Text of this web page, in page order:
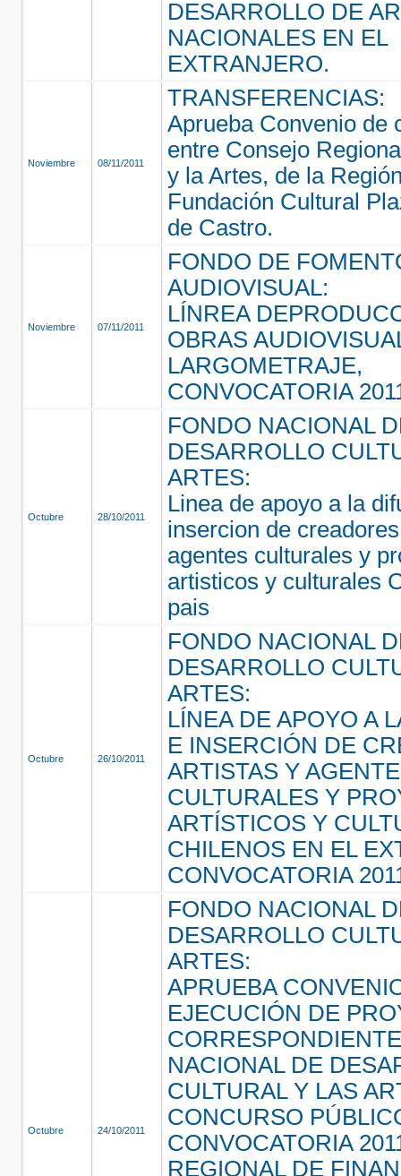
DESARROLLO DE
NACIONALES EN EL
EXTRANJERO.
Noviembre 08/11/2011
TRANSFERENCIAS:
Aprueba Convenio de
entre Consejo
y la Artes, de la
Fundación Cultural
de Castro.
Noviembre 07/11/2011
FONDO DE
AUDIOVISUAL:
LÍNREA
OBRAS
LARGOMETRAJE,
CONVOCATORIA
Octubre 28/10/2011
FONDO NACIONAL
DESARROLLO
ARTES:
Linea de apoyo a la
insercion de
agentes culturales y
artisticos y culturales
pais
Octubre 26/10/2011
FONDO NACIONAL
DESARROLLO
ARTES:
LÍNEA DE APOYO A
E INSERCIÓN DE
ARTISTAS Y
CULTURALES Y
ARTÍSTICOS Y
CHILENOS EN EL
CONVOCATORIA
Octubre 24/10/2011
FONDO NACIONAL
DESARROLLO
ARTES:
APRUEBA
EJECUCIÓN DE
NACIONAL DE
CULTURAL Y LAS
CONCURSO
CONVOCATORIA
REGIONAL DE